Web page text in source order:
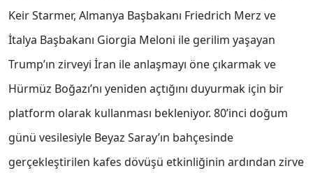
Keir Starmer, Almanya Başbakanı Friedrich Merz ve
İtalya Başbakanı Giorgia Meloni ile gerilim yaşayan
Trump’ın zirveyi İran ile anlaşmayı öne çıkarmak ve
Hürmüz Boğazı’nı yeniden açtığını duyurmak için bir
platform olarak kullanması bekleniyor. 80’inci doğum
günü vesilesiyle Beyaz Saray’ın bahçesinde
gerçekleştirilen kafes dövüşü etkinliğinin ardından zirve